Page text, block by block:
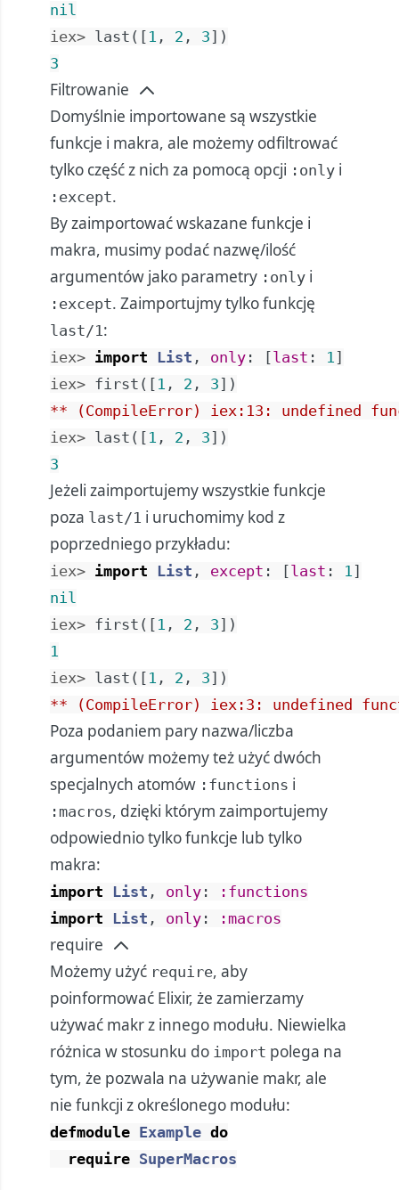
nil
iex> last ( [ 1 , 2 , 3] )
3
Filtrowanie
Domyślnie importowane są wszystkie
funkcje i makra, ale możemy odfiltrować
tylko część z nich za pomocą opcji :only i
:except.
By zaimportować wskazane funkcje i
makra, musimy podać nazwę/ilość
argumentów jako parametry :only i
:except. Zaimportujmy tylko funkcję
last/1:
iex> import List , only : [last : 1]
iex> first ( [ 1 , 2 , 3] )
** (CompileError) iex:13: undefined
iex> last ( [ 1 , 2 , 3] )
3
Jeżeli zaimportujemy wszystkie funkcje
poza last/1 i uruchomimy kod z
poprzedniego przykładu:
iex> import List , except : [last : 1]
nil
iex> first ( [ 1 , 2 , 3] )
1
iex> last ( [ 1 , 2 , 3] )
** (CompileError) iex:3: undefined
Poza podaniem pary nazwa/liczba
argumentów możemy też użyć dwóch
specjalnych atomów :functions i
:macros, dzięki którym zaimportujemy
odpowiednio tylko funkcje lub tylko
makra:
import List , only :
:functions
import
List , only : :macros
require
Możemy użyć require, aby
poinformować Elixir, że zamierzamy
używać makr z innego modułu. Niewielka
różnica w stosunku do import polega na
tym, że pozwala na używanie makr, ale
nie funkcji z określonego modułu:
defmodule Example do
require SuperMacros